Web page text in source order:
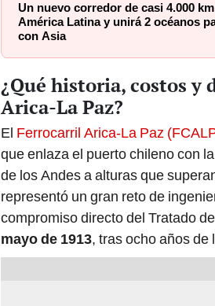
Un nuevo corredor de casi 4.000
América Latina y unirá 2 océanos
con Asia
¿Qué historia, costos y
Arica-La Paz?
El Ferrocarril Arica-La Paz
que enlaza el puerto chileno con
de los Andes a alturas que
representó un gran reto de
compromiso directo del Tratado
mayo de 1913, tras ocho años de